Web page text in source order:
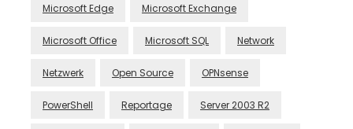
Microsoft Edge Microsoft Exchange
Microsoft Office Microsoft SQL Network
Netzwerk Open Source OPNsense
PowerShell Reportage Server 2003 R2